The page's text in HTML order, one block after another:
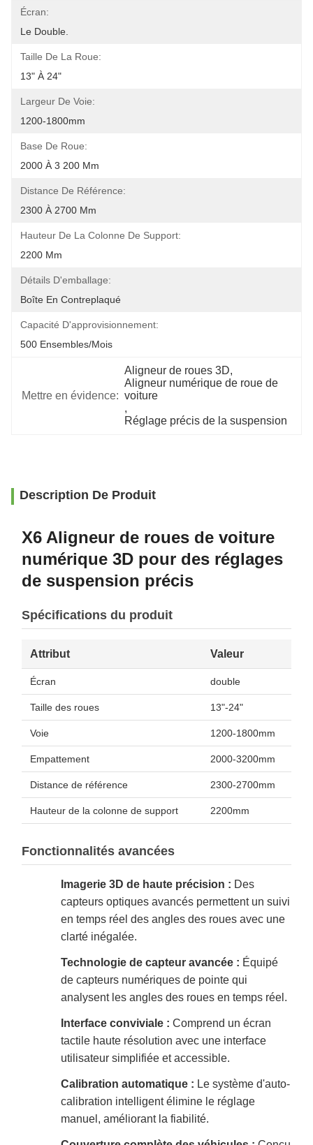
Écran:
Le Double.
Taille De La Roue:
13" À 24"
Largeur De Voie:
1200-1800mm
Base De Roue:
2000 À 3 200 Mm
Distance De Référence:
2300 À 2700 Mm
Hauteur De La Colonne De Support:
2200 Mm
Détails D'emballage:
Boîte En Contreplaqué
Capacité D'approvisionnement:
500 Ensembles/mois
Mettre en évidence:
Aligneur de roues 3D,
Aligneur numérique de roue de
voiture
,
Réglage précis de la suspension
Description De Produit
X6 Aligneur de roues de voiture
numérique 3D pour des réglages
de suspension précis
Spécifications du produit
Attribut Valeur
Écran double
Taille des roues 13"-24"
Voie 1200-1800mm
Empattement 2000-3200mm
Distance de référence 2300-2700mm
Hauteur de la colonne de support 2200mm
Fonctionnalités avancées
Imagerie 3D de haute précision : Des
capteurs optiques avancés permettent un suivi
en temps réel des angles des roues avec une
clarté inégalée.
Technologie de capteur avancée : Équipé
de capteurs numériques de pointe qui
analysent les angles des roues en temps réel.
Interface conviviale : Comprend un écran
tactile haute résolution avec une interface
utilisateur simplifiée et accessible.
Calibration automatique : Le système d'auto-
calibration intelligent élimine le réglage
manuel, améliorant la fiabilité.